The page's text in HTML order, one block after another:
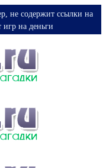
не содержит ссылки на
на деньги